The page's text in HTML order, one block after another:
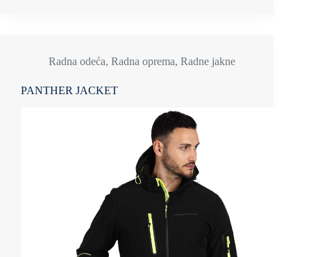
Radna odeća, Radna oprema, Radne jakne
PANTHER JACKET